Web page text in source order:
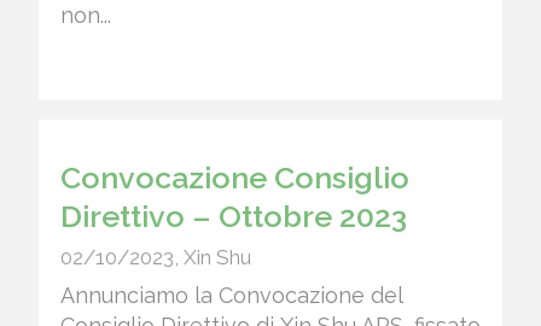
non...
Convocazione Consiglio
Direttivo – Ottobre 2023
02/10/2023, Xin Shu
Annunciamo la Convocazione del